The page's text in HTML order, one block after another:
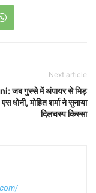
Next article
जब गुस्से में अंपायर से भिड़
धोनी, मोहित शर्मा ने सुनाया
दिलचस्प किस्सा